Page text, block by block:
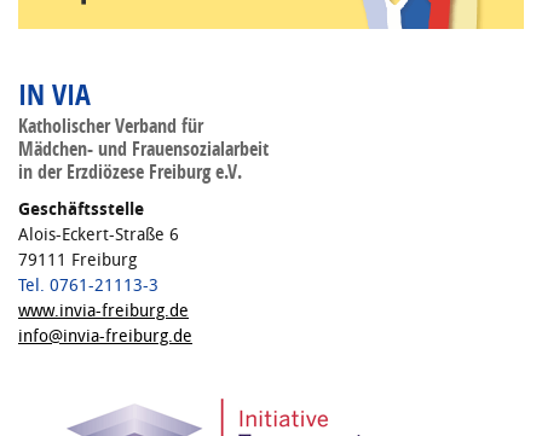
IN VIA
Katholischer Verband für
Mädchen- und Frauensozialarbeit
in der Erzdiözese Freiburg e.V.
Geschäftsstelle
Alois-Eckert-Straße 6
79111 Freiburg
Tel. 0761-21113-3
www.invia-freiburg.de
info@invia-freiburg.de